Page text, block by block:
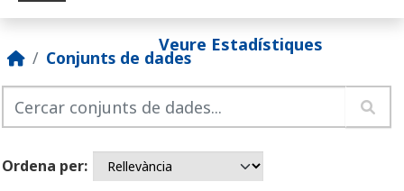
Veure Estadístiques
Conjunts de dades
Ordena per